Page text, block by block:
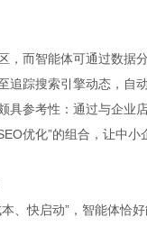
而智能体可通过数据
追踪搜索引擎动态，自
参考性：通过与企业
优化”的组合，让中
快启动”，智能体恰